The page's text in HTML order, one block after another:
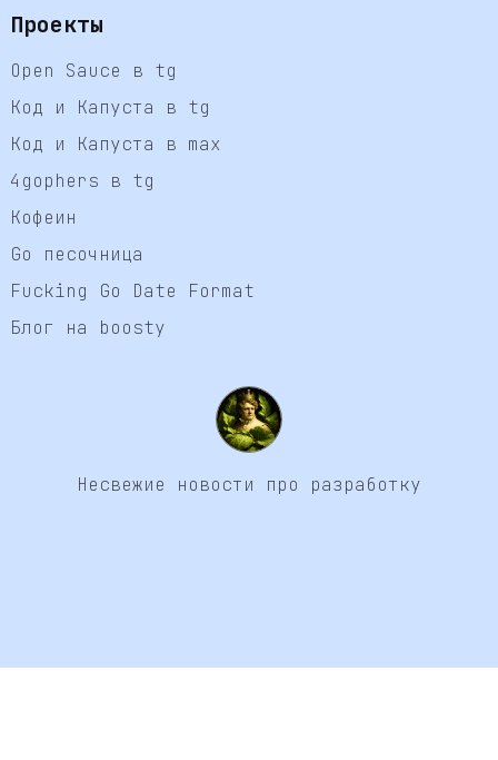
Проекты
Open Sauce в tg
Код и Капуста в tg
Код и Капуста в max
4gophers в tg
Кофеин
Go песочница
Fucking Go Date Format
Блог на boosty
Несвежие новости про разработку